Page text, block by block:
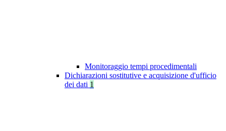
Monitoraggio tempi procedimentali
Dichiarazioni sostitutive e acquisizione d'ufficio
dei dati 1